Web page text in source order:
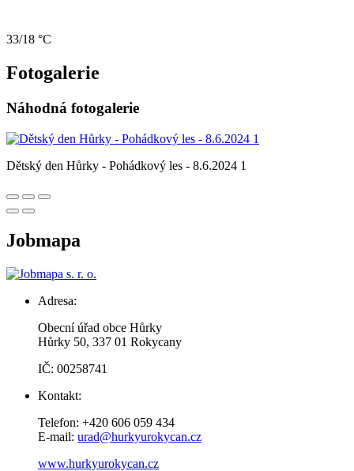
33/18 °C
Fotogalerie
Náhodná fotogalerie
Dětský den Hůrky - Pohádkový les - 8.6.2024 1
Jobmapa
Adresa:
Obecní úřad obce Hůrky
Hůrky 50, 337 01 Rokycany
IČ: 00258741
Kontakt:
Telefon: +420 606 059 434
E-mail: urad@hurkyurokycan.cz
www.hurkyurokycan.cz